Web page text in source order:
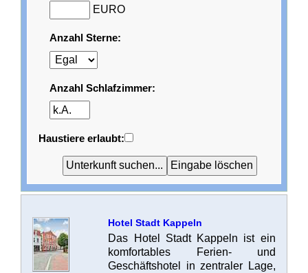
EURO
Anzahl Sterne:
Anzahl Schlafzimmer:
Haustiere erlaubt:
Hotel Stadt Kappeln
Das Hotel Stadt Kappeln ist ein
komfortables Ferien- und
Geschäftshotel in zentraler Lage,